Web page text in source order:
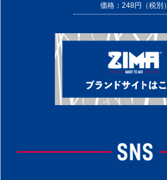
価格：248円（税別）